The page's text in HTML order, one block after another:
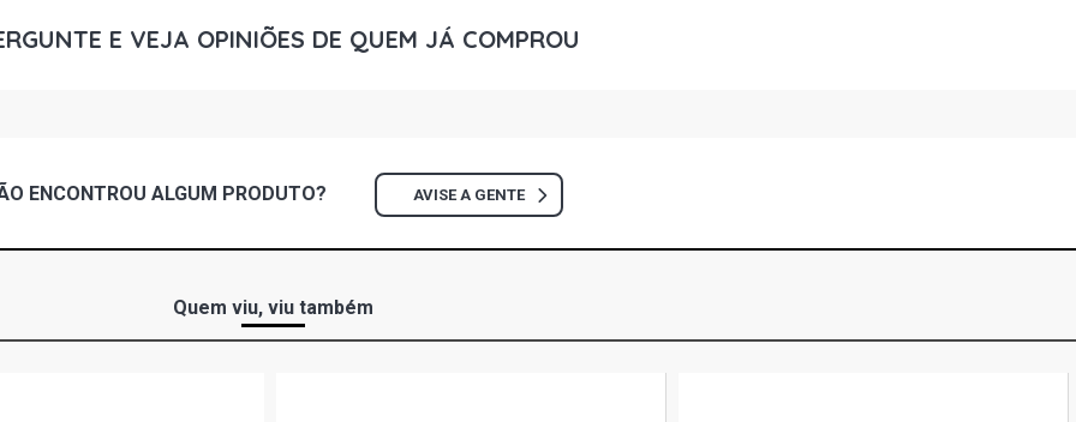
2016)
E VEJA OPINIÕES DE QUEM JÁ COMPROU
ENCONTROU ALGUM PRODUTO? AVISE A GENTE
Quem viu, viu também